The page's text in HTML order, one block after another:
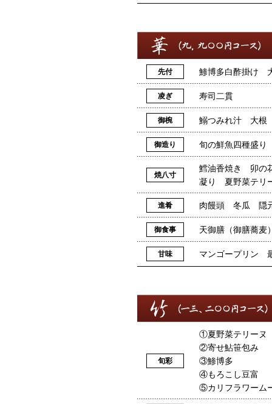
先付 鯵博多白酢掛け
凌ぎ 寿司二貫
御椀 鰯つみれ汁 大
御造り 旬の鮮魚四種盛り
焼八寸
鱈油香焼き 卯の
凝り 夏野菜テリ
進肴 肉饅頭 冬瓜 隠
御食事 天御膳（御膳蕎麦
甘味 マンゴープリン
旬彩
①夏野菜テリーヌ
②寄せ鮎笹包み
③鯵博多
④もろこし豆富
⑤カリフラワーム